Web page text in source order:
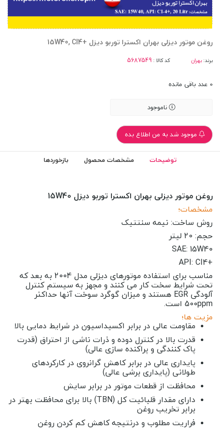
روغن موتور دیزلی بهران اکسترا توربو دیزل +15W40, CI4
برند:بهران کد کالا :
0 عدد باقی مانده
ناموجود
موجود شد به من اطلاع بده
توضیحات مشخصات محصول بازخوردها
روغن موتور دیزلی بهران اکسترا توربو دیزل 15W40
مشخصات؛
روش ساخت: نیمه سنتتیک
حجم: 20 لیتر
SAE: 15W40
+API: CI4
مناسب برای استفاده موتورهای دیزلی مدل 2004 به بعد که
تحت شرایط سخت کار می کنند و مجهز به سیستم کنترل
آلودگی EGR هستند و میزان گوگرد سوخت آنها حداکثر
500ppm است.
مزیت ها؛
مقاومت عالی در برابر اکسیداسیون در شرایط دمایی بالا
قدرت بالا در کنترل دوده و ذرات ناشی از احتراق (قدرت
پاک کنندگی و پراکنده سازی عالی)
پایداری عالی در برابر کاهش گرانروی در کارکردهای
طولانی (پایداری برشی عالی)
محافظت از قطعات موتور در برابر سایش
دارای مقدار قلیائیت کل(TBN) بالا برای محافظت بهتر در
برابر تخریب روغن
فراريت مطلوب و در‌نتيجه كاهش كم كردن روغن